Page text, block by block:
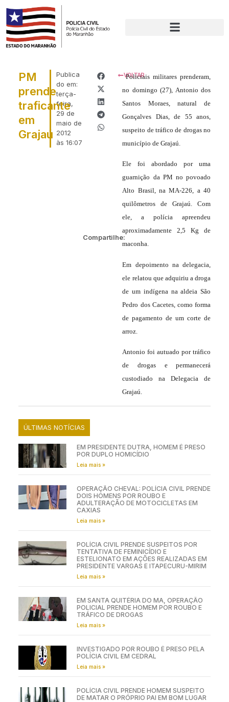
Publica
do em:
terça-
feira,
29 de
maio de
2012
às 16:07
Compartilhe:
PM
prende
traficante
em
Grajaú
VOLTAR
Policiais militares prenderam,
no domingo (27), Antonio dos
Santos Moraes, natural de
Gonçalves Dias, de 55 anos,
suspeito de tráfico de drogas no
município de Grajaú.
Ele foi abordado por uma
guarnição da PM no povoado
Alto Brasil, na MA-226, a 40
quilômetros de Grajaú. Com
ele, a polícia apreendeu
aproximadamente 2,5 Kg de
maconha.
Em depoimento na delegacia,
ele relatou que adquiriu a droga
de um indígena na aldeia São
Pedro dos Cacetes, como forma
de pagamento de um corte de
arroz.
Antonio foi autuado por tráfico
de drogas e permanecerá
custodiado na Delegacia de
Grajaú.
ÚLTIMAS NOTÍCIAS
EM PRESIDENTE DUTRA, HOMEM É PRESO
POR DUPLO HOMICÍDIO
Leia mais »
OPERAÇÃO CHEVAL: POLÍCIA CIVIL PRENDE
DOIS HOMENS POR ROUBO E
ADULTERAÇÃO DE MOTOCICLETAS EM
CAXIAS
Leia mais »
POLÍCIA CIVIL PRENDE SUSPEITOS POR
TENTATIVA DE FEMINICÍDIO E
ESTELIONATO EM AÇÕES REALIZADAS EM
PRESIDENTE VARGAS E ITAPECURU-MIRIM
Leia mais »
EM SANTA QUITÉRIA DO MA, OPERAÇÃO
POLICIAL PRENDE HOMEM POR ROUBO E
TRÁFICO DE DROGAS
Leia mais »
INVESTIGADO POR ROUBO É PRESO PELA
POLÍCIA CIVIL EM CEDRAL
Leia mais »
POLÍCIA CIVIL PRENDE HOMEM SUSPEITO
DE MATAR O PRÓPRIO PAI EM BOM LUGAR